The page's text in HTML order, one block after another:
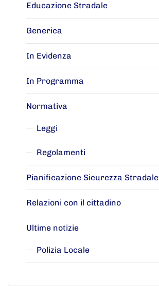
Educazione Stradale
Generica
In Evidenza
In Programma
Normativa
Leggi
Regolamenti
Pianificazione Sicurezza Stradale
Relazioni con il cittadino
Ultime notizie
Polizia Locale